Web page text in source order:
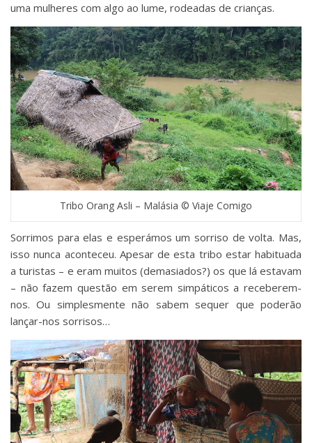
uma mulheres com algo ao lume, rodeadas de crianças.
Tribo Orang Asli – Malásia © Viaje Comigo
Sorrimos para elas e esperámos um sorriso de volta. Mas,
isso nunca aconteceu. Apesar de esta tribo estar habituada
a turistas – e eram muitos (demasiados?) os que lá estavam
– não fazem questão em serem simpáticos a receberem-
nos. Ou simplesmente não sabem sequer que poderão
lançar-nos sorrisos…